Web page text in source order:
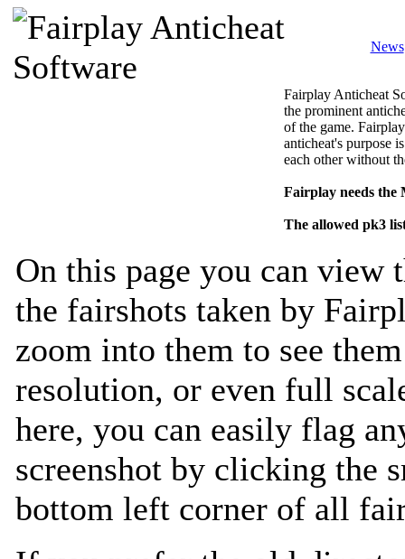
News
Fairplay Anticheat
the prominent
of the game.
anticheat's purpose
each other without
Fairplay needs
The allowed pk3
On this page you can view
the fairshots taken by
zoom into them to see
resolution, or even full
here, you can easily flag
screenshot by clicking the
bottom left corner of all